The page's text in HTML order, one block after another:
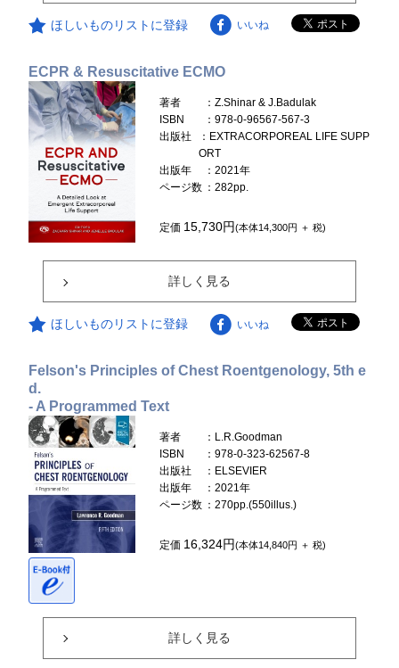
ほしいものリストに登録 いいね
ECPR & Resuscitative ECMO
著者
：Z.Shinar & J.Badulak
ISBN
：978-0-96567-567-3
出版社
：EXTRACORPOREAL LIFE SUPP
ORT
出版年
：2021年
ページ数 ：282pp.
定価 15,730円(本体14,300円 ＋ 税)
詳しく見る
ほしいものリストに登録 いいね
Felson's Principles of Chest Roentgenology, 5th e
d.
- A Programmed Text
著者
：L.R.Goodman
ISBN
：978-0-323-62567-8
出版社
：ELSEVIER
出版年
：2021年
ページ数 ：270pp.(550illus.)
定価 16,324円(本体14,840円 ＋ 税)
詳しく見る